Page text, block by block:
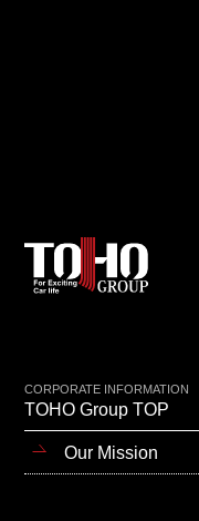
CORPORATE INFORMATION
TOHO Group TOP
Our Mission